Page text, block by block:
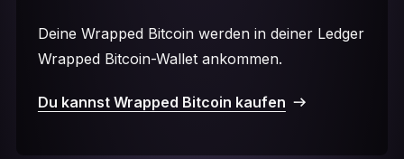
Deine Wrapped Bitcoin werden in deiner Ledger
Wrapped Bitcoin-Wallet ankommen.
Du kannst Wrapped Bitcoin kaufen